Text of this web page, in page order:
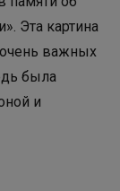
Эта картина
важных
была
и